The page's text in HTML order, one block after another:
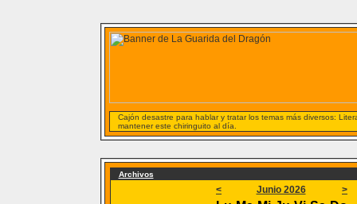
Cajón desastre para hablar y tratar los temas más diversos:
mantener este chiringuito al día.
Archivos
< Junio 2026 >